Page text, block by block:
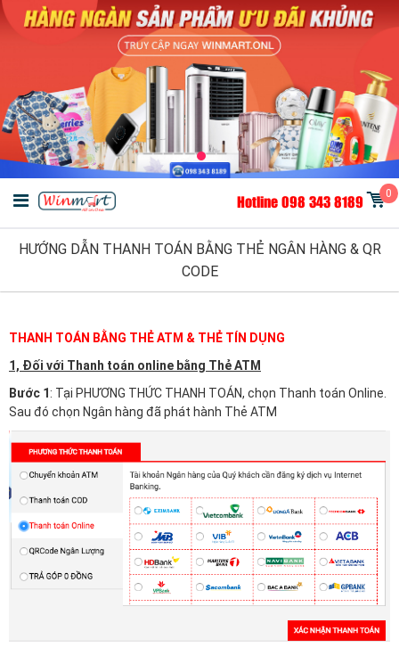
Hotline 098 343 8189 0
HƯỚNG DẪN THANH TOÁN BẰNG THẺ NGÂN HÀNG & QR
CODE
THANH TOÁN BẰNG THẺ ATM & THẺ TÍN DỤNG
1, Đối với Thanh toán online bằng Thẻ ATM
Bước 1 : Tại PHƯƠNG THỨC THANH TOÁN, chọn Thanh toán Online.
Sau đó chọn Ngân hàng đã phát hành Thẻ ATM